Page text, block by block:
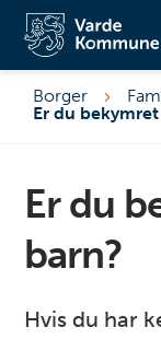
Borger
Er du
Er du
barn?
Hvis du har